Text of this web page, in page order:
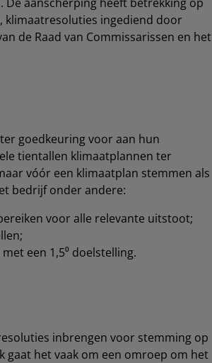
klimaatresoluties ingediend door
de Raad van Commissarissen en het
goedkeuring voor aan hun
tientallen klimaatplannen ter
vóór een klimaatplan stemmen als
bedrijf onder andere:
voor alle relevante uitstoot;
een 1,5⁰ doelstelling.
inbrengen voor stemming op
gaat het vaak om een omroep om het